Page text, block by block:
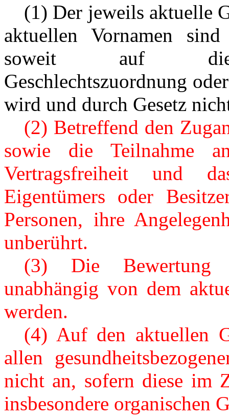
(1) Der jeweils aktuelle
aktuellen Vornamen
soweit auf die
Geschlechtszuordnung
wird und durch Gesetz
(2) Betreffend den
sowie die Teilnahme
Vertragsfreiheit und
Eigentümers oder
Personen, ihre
unberührt.
(3) Die Bewertung
unabhängig von dem
werden.
(4) Auf den aktuellen
allen
nicht an, sofern diese im
insbesondere organischen